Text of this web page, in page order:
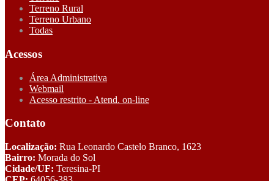
Terreno Rural
Terreno Urbano
Todas
Acessos
Área Administrativa
Webmail
Acesso restrito - Atend. on-line
Contato
Localização: Rua Leonardo Castelo Branco, 1623
Bairro: Morada do Sol
Cidade/UF: Teresina-PI